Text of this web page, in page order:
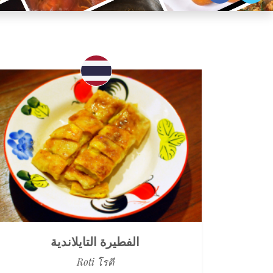
الفطيرة التايلاندية
Roti โรตี